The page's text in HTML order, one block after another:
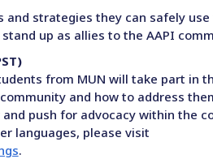
strategies they can safely use
up as allies to the AAPI
from MUN will take part in
and how to address
push for advocacy within the
languages, please visit
.